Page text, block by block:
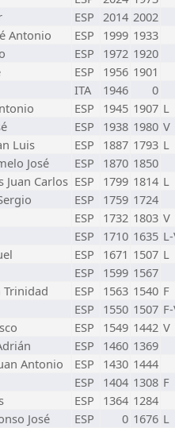
ESP 2014 2002
Antonio ESP 1999 1933
ESP 1972 1920
ESP 1956 1901
ITA 1946
0
ESP 1945 1907 L
ESP 1938 1980 V
Luis ESP 1887 1793 L
José ESP 1870 1850
Juan Carlos ESP 1799 1814 L
ESP 1759 1724
ESP 1732 1803 V
ESP 1710 1635
ESP 1671 1507 L
ESP 1599 1567
Trinidad ESP 1563 1540 F
ESP 1550 1507
ESP 1549 1442 V
ESP 1460 1369
Antonio ESP 1430 1444
ESP 1404 1308 F
ESP 1364 1284
José ESP 0 1676 L